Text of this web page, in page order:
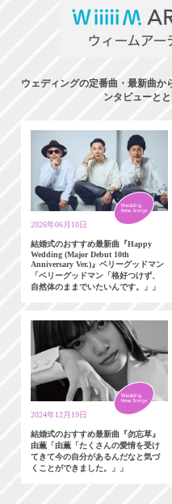
ウェディングの定番曲・最新曲か
ンタビューと
2026年06月10日
結婚式のおすすめ最新曲『Happy
Wedding (Major Debut 10th
Anniversary Ver.)』ベリーグッドマン
「ベリーグッドマン「格好つけず、
自然体のままでいたいんです。」」
2024年12月19日
結婚式のおすすめ最新曲『勿忘草』
由薫「由薫「たくさんの愛情を受け
てきて今の自分があるんだなと気づ
くことができました。」」